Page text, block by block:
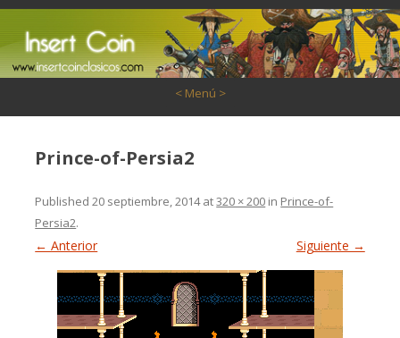
< Menú >
Prince-of-Persia2
Published20 septiembre, 2014at320 × 200 in Prince-of-
Persia2.
← Anterior Siguiente →